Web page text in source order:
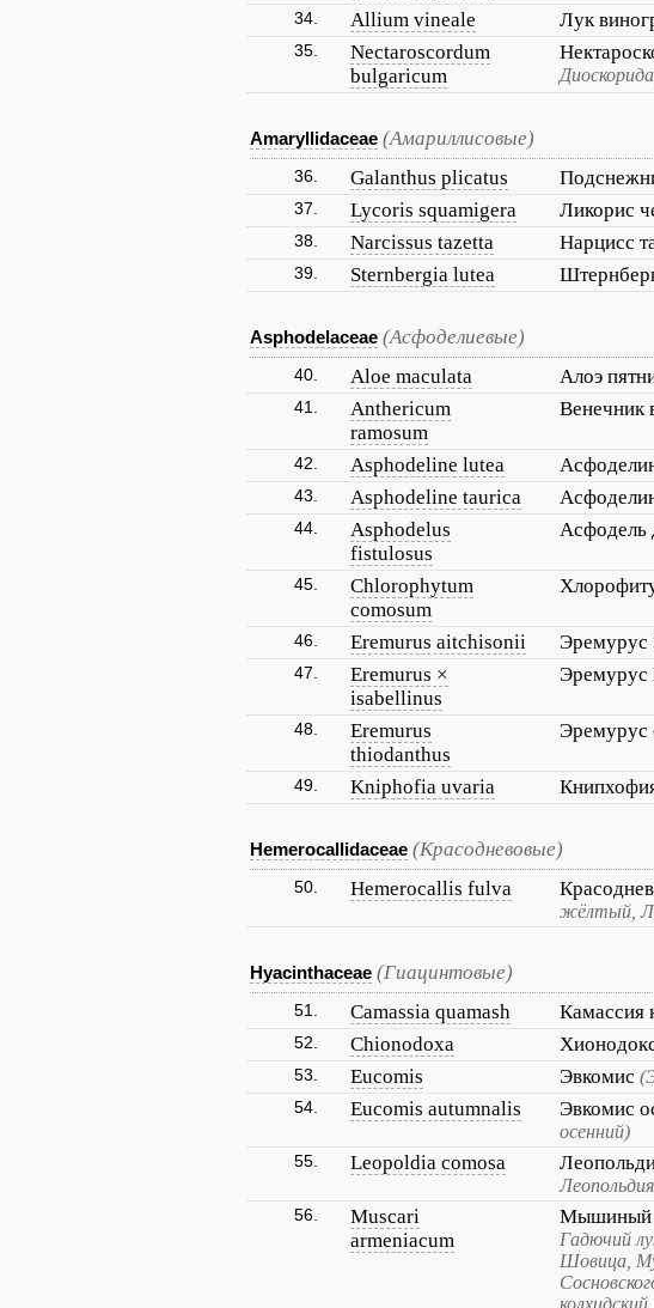
34. Allium vineale Лук
35.
Nectaroscordum
bulgaricum
Amaryllidaceae (Амариллисовые)
36. Galanthus plicatus
37.
Lycoris squamigera Ликорис
38.
Narcissus tazetta Нарцисс
39.
Sternbergia lutea
Asphodelaceae (Асфоделиевые)
40. Aloe maculata Алоэ
41.
Anthericum
ramosum
Венечник
42. Asphodeline lutea
43.
Asphodeline taurica
44.
Asphodelus
fistulosus
Асфодель
45.
Chlorophytum
comosum
46. Eremurus aitchisonii Эремурус
47.
Eremurus ×
isabellinus
Эремурус
48.
Eremurus
thiodanthus
Эремурус
49. Kniphofia uvaria
Hemerocallidaceae (Красодневовые)
50. Hemerocallis fulva
жёлтый,
Hyacinthaceae (Гиацинтовые)
51. Camassia quamash Камассия
52.
Chionodoxa
53.
Eucomis Эвкомис
54.
Eucomis autumnalis Эвкомис
осенний)
55. Leopoldia comosa
56.
Muscari
armeniacum
Мышиный
Гадючий
Шовица,